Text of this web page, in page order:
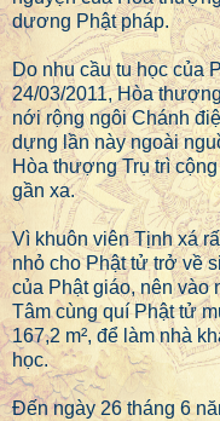
dương Phật pháp.
Do nhu cầu tu học của
24/03/2011, Hòa
nới rộng ngôi Chánh
dựng lần này ngoài
Hòa thượng Trụ trì
gần xa.
Vì khuôn viên Tịnh xá
nhỏ cho Phật tử trở về
của Phật giáo, nên vào
Tâm cùng quí Phật tử
167,2 m², để làm nhà
học.
Đến ngày 26 tháng 6